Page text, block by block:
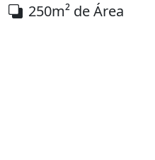
250m² de Área